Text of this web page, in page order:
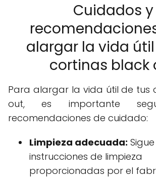
Cuidados y
alargar la vida
cortinas black
Para alargar la vida útil de tus
out, es importante
recomendaciones de cuidado:
Limpieza adecuada:
instrucciones de limpieza
proporcionadas por el